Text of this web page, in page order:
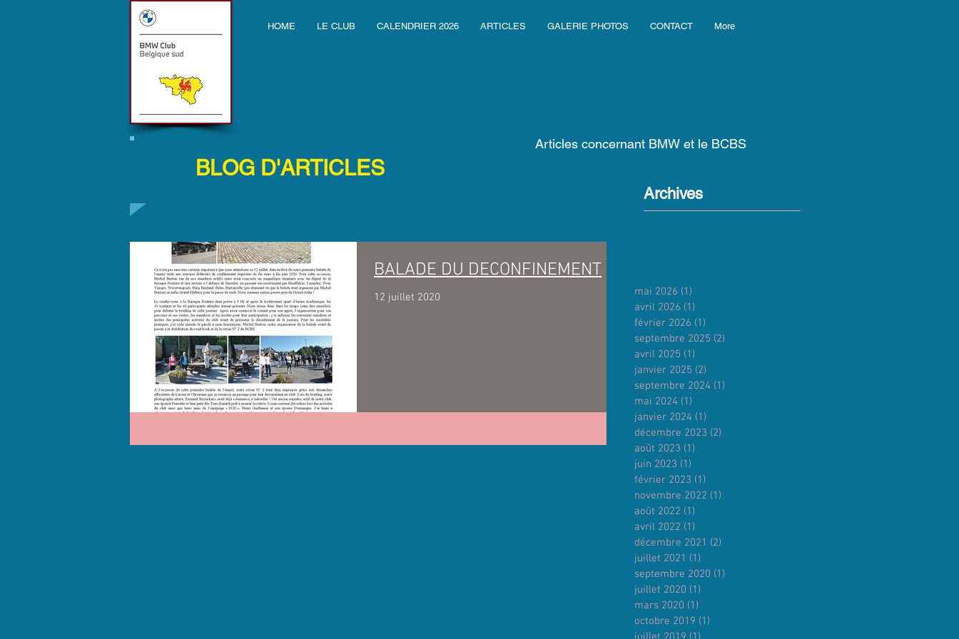
HOME LE CLUB CALENDRIER 2026 ARTICLES GALERIE PHOTOS CONTACT More
BLOG D'ARTICLES
Articles concernant BMW et le BCBS
Archives
BALADE DU DECONFINEMENT
12 juillet 2020 mai 2026 (1)
avril 2026 (1)
février 2026 (1)
septembre 2025 (2)
avril 2025 (1)
janvier 2025 (2)
septembre 2024 (1)
mai 2024 (1)
janvier 2024 (1)
décembre 2023 (2)
août 2023 (1)
juin 2023 (1)
février 2023 (1)
novembre 2022 (1)
août 2022 (1)
avril 2022 (1)
décembre 2021 (2)
juillet 2021 (1)
septembre 2020 (1)
juillet 2020 (1)
mars 2020 (1)
octobre 2019 (1)